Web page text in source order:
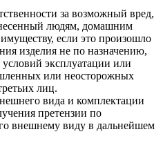
за возможный вред,
людям, домашним
если это произошло
изделия не по назначению,
эксплуатации или
или неосторожных
лиц.
вида и комплектации
претензии по
внешнему виду в дальнейшем